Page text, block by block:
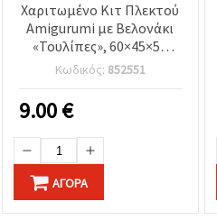
Χαριτωμένο Κιτ Πλεκτού
Amigurumi με Βελονάκι
«Τουλίπες», 60×45×50
mm, GZ2025 – Όμορφο &
Χαλαρωτικό Πρότζεκτ
Πλεξίματος, Ιδανικό για
Χειροποίητα Δώρα και
Ανοιξιάτικη Διακόσμηση
(DIY)
Κωδικός: 852551
9.00€
ΑΓΟΡΆ